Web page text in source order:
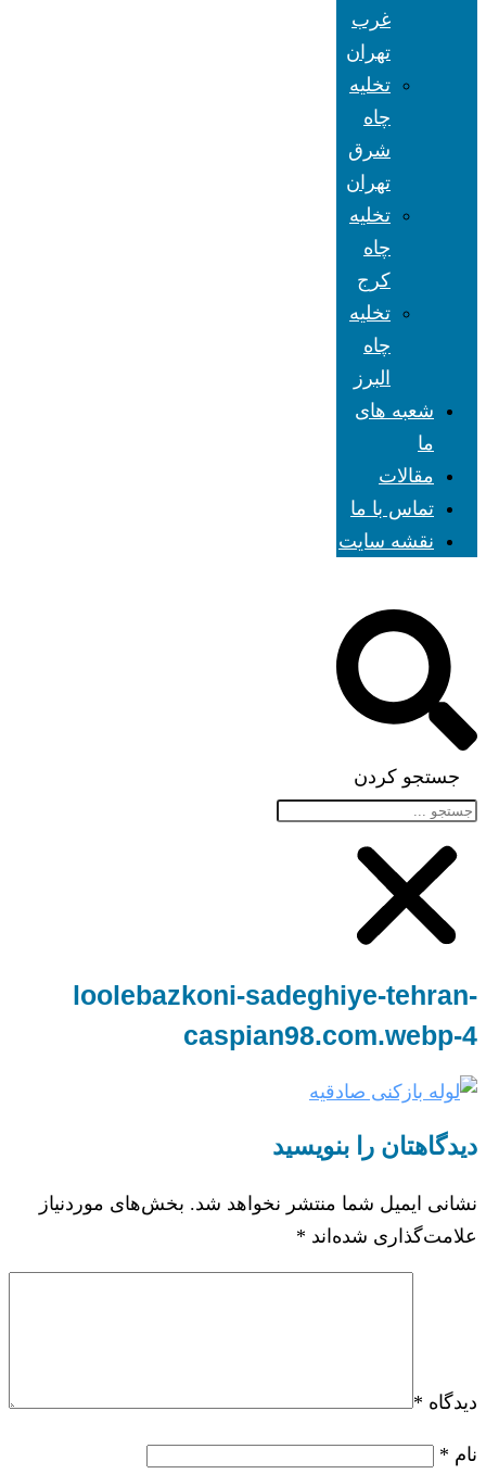
غرب
تهران
تخلیه
چاه
شرق
تهران
تخلیه
چاه
کرج
تخلیه
چاه
البرز
شعبه های
ما
مقالات
تماس با ما
نقشه سایت
جستجو کردن
loolebazkoni-sadeghiye-tehran-
caspian98.com.webp-4
دیدگاهتان را بنویسید
نشانی ایمیل شما منتشر نخواهد شد. بخش‌های موردنیاز
علامت‌گذاری شده‌اند *
دیدگاه *
نام *